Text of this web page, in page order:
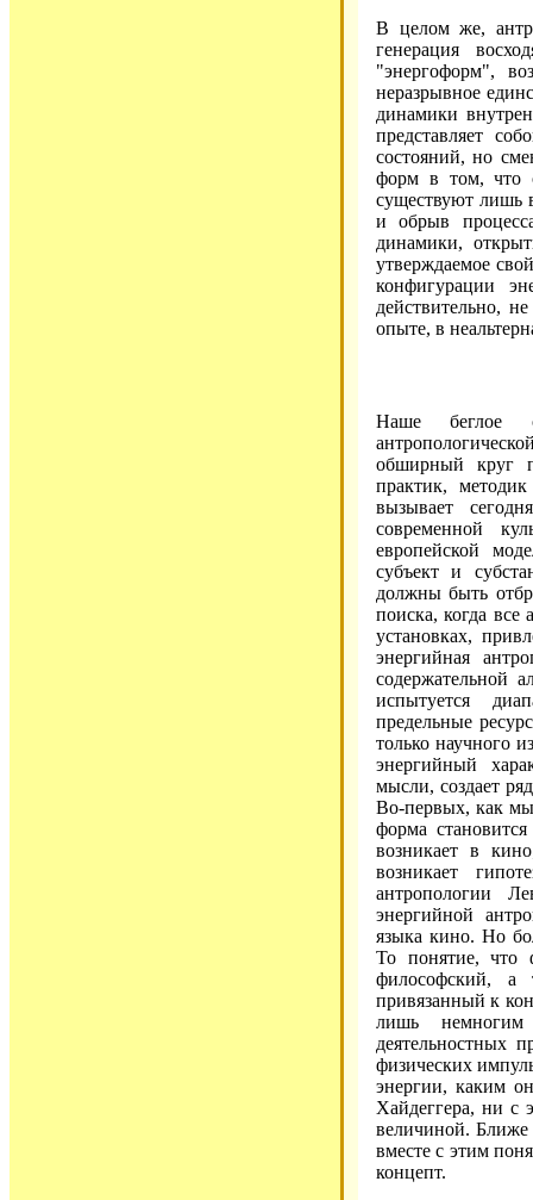
В целом же,
генерация
"энергоформ",
неразрывное
динамики
представляет
состояний, но
форм в том, что
существуют лишь
и обрыв
динамики,
утверждаемое
конфигурации
действительно,
опыте, в
Наше беглое
обширный круг
практик,
вызывает
современной
европейской
субъект и
должны быть
поиска, когда все
установках,
энергийная
содержательной
испытуется
предельные
только научного
энергийный
мысли, создает
Во-первых, как мы
форма
возникает в
возникает
антропологии
энергийной
языка кино. Но
То понятие, что
философский, а
привязанный к
лишь немногим
деятельностных
физических
энергии, каким
Хайдеггера, ни с
величиной. Ближе
вместе с этим
концепт.